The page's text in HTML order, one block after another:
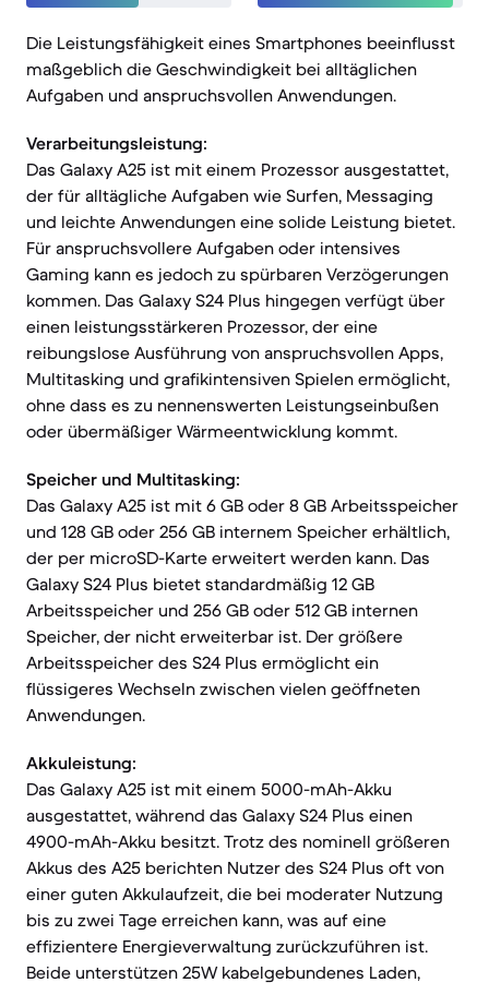
Die Leistungsfähigkeit eines Smartphones beeinflusst
maßgeblich die Geschwindigkeit bei alltäglichen
Aufgaben und anspruchsvollen Anwendungen.
Verarbeitungsleistung:
Das Galaxy A25 ist mit einem Prozessor ausgestattet,
der für alltägliche Aufgaben wie Surfen, Messaging
und leichte Anwendungen eine solide Leistung bietet.
Für anspruchsvollere Aufgaben oder intensives
Gaming kann es jedoch zu spürbaren Verzögerungen
kommen. Das Galaxy S24 Plus hingegen verfügt über
einen leistungsstärkeren Prozessor, der eine
reibungslose Ausführung von anspruchsvollen Apps,
Multitasking und grafikintensiven Spielen ermöglicht,
ohne dass es zu nennenswerten Leistungseinbußen
oder übermäßiger Wärmeentwicklung kommt.
Speicher und Multitasking:
Das Galaxy A25 ist mit 6 GB oder 8 GB Arbeitsspeicher
und 128 GB oder 256 GB internem Speicher erhältlich,
der per microSD-Karte erweitert werden kann. Das
Galaxy S24 Plus bietet standardmäßig 12 GB
Arbeitsspeicher und 256 GB oder 512 GB internen
Speicher, der nicht erweiterbar ist. Der größere
Arbeitsspeicher des S24 Plus ermöglicht ein
flüssigeres Wechseln zwischen vielen geöffneten
Anwendungen.
Akkuleistung:
Das Galaxy A25 ist mit einem 5000-mAh-Akku
ausgestattet, während das Galaxy S24 Plus einen
4900-mAh-Akku besitzt. Trotz des nominell größeren
Akkus des A25 berichten Nutzer des S24 Plus oft von
einer guten Akkulaufzeit, die bei moderater Nutzung
bis zu zwei Tage erreichen kann, was auf eine
effizientere Energieverwaltung zurückzuführen ist.
Beide unterstützen 25W kabelgebundenes Laden,